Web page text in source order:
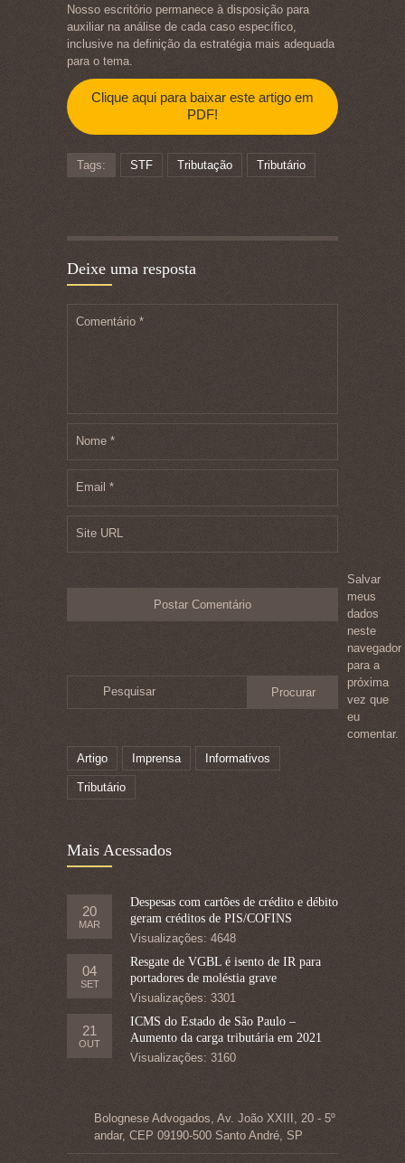
Nosso escritório permanece à disposição para
auxiliar na análise de cada caso específico,
inclusive na definição da estratégia mais adequada
para o tema.
Clique aqui para baixar este artigo em
PDF!
Tags: STF Tributação Tributário
Deixe uma resposta
Comentário *
Nome *
Email *
Site URL
Salvar
meus
dados
neste
navegador
para a
próxima
vez que
eu
comentar.
Pesquisar
Artigo Imprensa Informativos
Tributário
Mais Acessados
20
MAR
Despesas com cartões de crédito e débito
geram créditos de PIS/COFINS
Visualizações: 4648
04
SET
Resgate de VGBL é isento de IR para
portadores de moléstia grave
Visualizações: 3301
21
OUT
ICMS do Estado de São Paulo –
Aumento da carga tributária em 2021
Visualizações: 3160
Bolognese Advogados, Av. João XXIII, 20 - 5º
andar, CEP 09190-500 Santo André, SP